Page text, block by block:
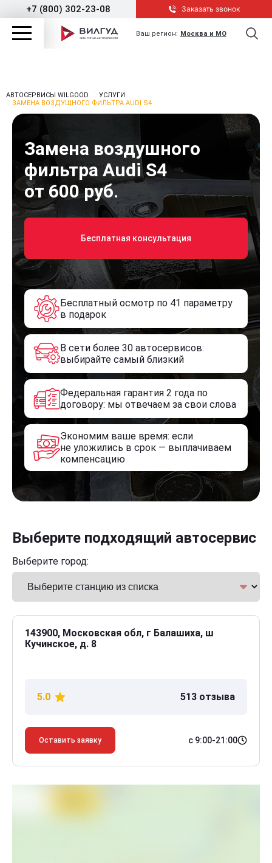
+7 (800) 302-23-08 Заказать звонок
Ваш регион: Москва и МО
АВТОСЕРВИСЫ WILGOOD
УСЛУГИ
ЗАМЕНА ВОЗДУШНОГО ФИЛЬТРА AUDI S4
Замена воздушного
фильтра Audi S4
от 600 руб.
Бесплатная консультация
Бесплатный осмотр по 41 параметру
в подарок
В сети более 30 автосервисов:
выбирайте самый близкий
Федеральная гарантия 2 года по
договору: мы отвечаем за свои слова
Экономим ваше время: если
не уложились в срок — выплачиваем
компенсацию
Выберите подходящий автосервис
Выберите город:
143900, Московская обл, г Балашиха, ш
Кучинское, д. 8
5.0 513 отзыва
Оставить заявку с 9:00-21:00